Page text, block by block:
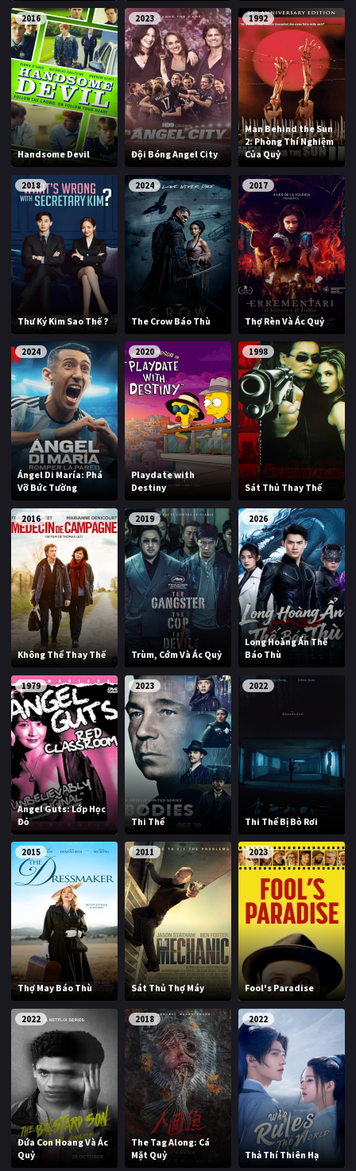
2016
Handsome Devil
2023
Đội Bóng Angel City
1992
Man Behind the Sun
2: Phòng Thí Nghiệm
Của Quỷ
2018
Thư Ký Kim Sao Thế ?
2024
The Crow Báo Thù
2017
Thợ Rèn Và Ác Quỷ
2024
Ángel Di María: Phá
Vỡ Bức Tường
2020
Playdate with
Destiny
1998
Sát Thủ Thay Thế
2016
Không Thể Thay Thế
2019
Trùm, Cớm Và Ác Quỷ
2026
Long Hoàng Ẩn Thế
Báo Thù
1979
Angel Guts: Lớp Học
Đỏ
2023
Thi Thể
2022
Thi Thể Bị Bỏ Rơi
2015
Thợ May Báo Thù
2011
Sát Thủ Thợ Máy
2023
Fool's Paradise
2022
Đứa Con Hoang Và Ác
Quỷ
2018
The Tag Along: Cá
Mặt Quỷ
2022
Thả Thí Thiên Hạ